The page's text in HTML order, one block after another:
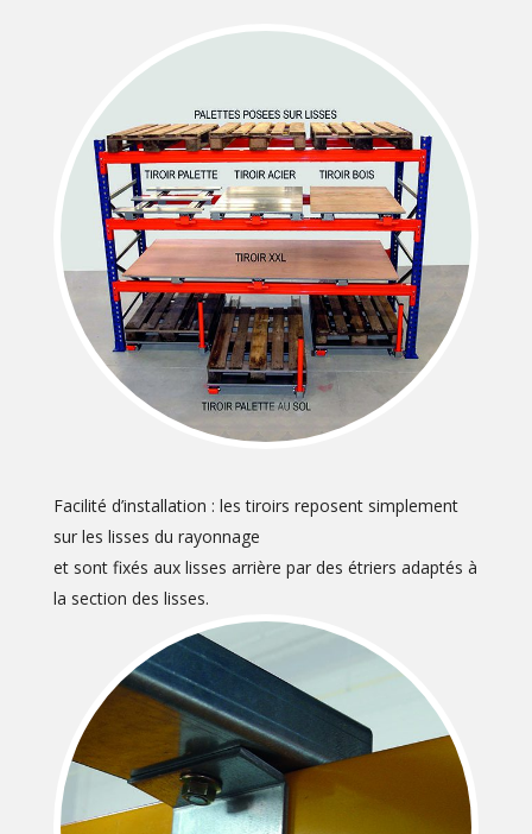
Facilité d’installation : les tiroirs reposent simplement
sur les lisses du rayonnage
et sont fixés aux lisses arrière par des étriers adaptés à
la section des lisses.